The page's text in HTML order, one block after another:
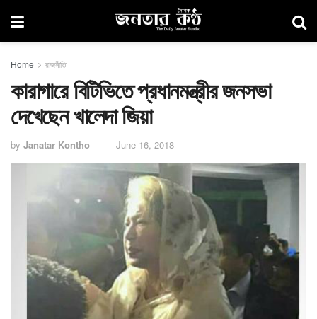
Home রাজনীতি
কারাগারে বিটিভিতে প্রধানমন্ত্রীর জনসভা
দেখেছেন খালেদা জিয়া
by Janatar Kontho June 16, 2018